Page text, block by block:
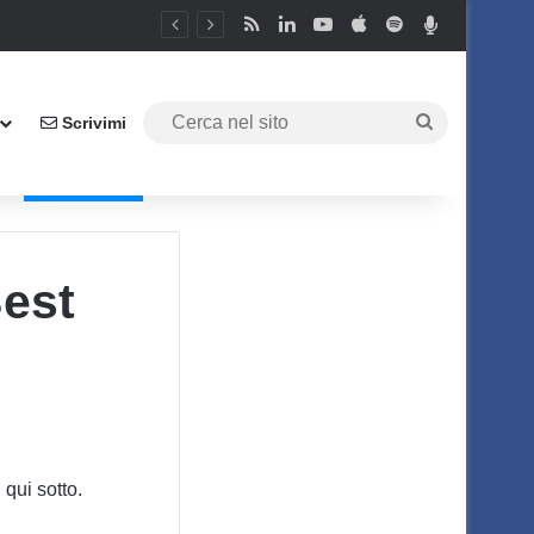
RSSLinkedInYou Tube
AppleSpotifyPodcast
Scrivimi
sotto.